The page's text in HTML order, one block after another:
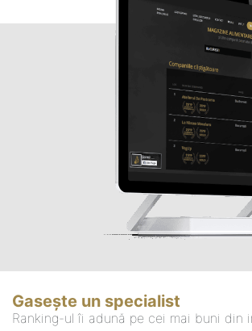
Gasește un specialist
Ranking-ul îi adună pe cei mai buni din